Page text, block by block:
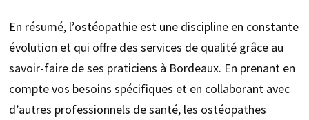
En résumé, l’ostéopathie est une discipline en constante
évolution et qui offre des services de qualité grâce au
savoir-faire de ses praticiens à Bordeaux. En prenant en
compte vos besoins spécifiques et en collaborant avec
d’autres professionnels de santé, les ostéopathes